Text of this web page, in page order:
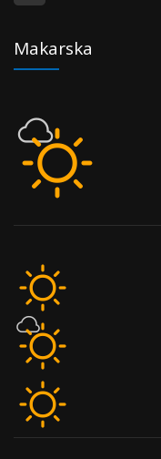
Makarska